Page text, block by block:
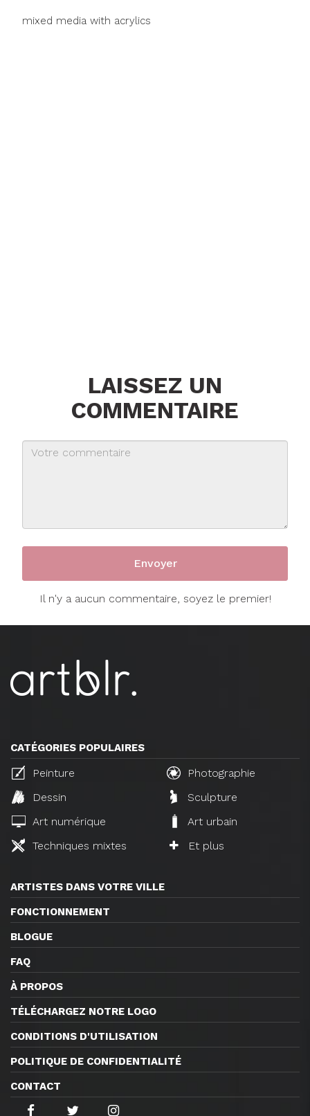
mixed media with acrylics
LAISSEZ UN
COMMENTAIRE
Il n'y a aucun commentaire, soyez le premier!
CATÉGORIES POPULAIRES
Peinture
Photographie
Dessin
Sculpture
Art numérique
Art urbain
Techniques mixtes
Et plus
ARTISTES DANS VOTRE VILLE
FONCTIONNEMENT
BLOGUE
FAQ
À PROPOS
TÉLÉCHARGEZ NOTRE LOGO
CONDITIONS D'UTILISATION
POLITIQUE DE CONFIDENTIALITÉ
CONTACT